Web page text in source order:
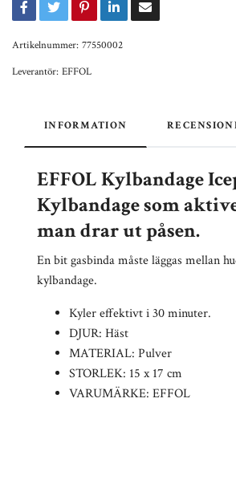
Artikelnummer: 77550002
Leverantör: EFFOL
INFORMATION
EFFOL Kylbandage
Kylbandage som
man drar ut påsen.
En bit gasbinda måste läggas mellan
kylbandage.
Kyler effektivt i 30 minuter.
DJUR: Häst
MATERIAL: Pulver
STORLEK: 15 x 17 cm
VARUMÄRKE: EFFOL